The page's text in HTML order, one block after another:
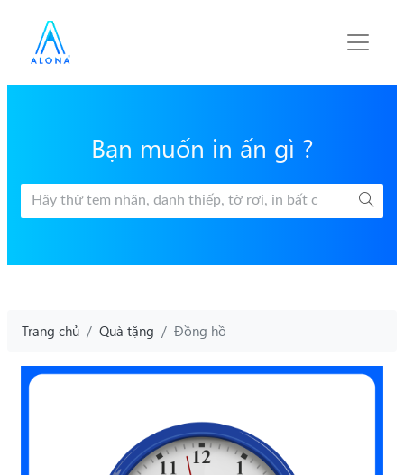
Bạn muốn in ấn gì ?
Trang chủ Quà tặng Đồng hồ